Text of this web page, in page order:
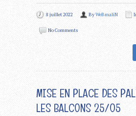
8 juillet 2022 ByWeBmaliN
No Comments
MISE EN PLACE DES
LES BALCONS 25/05